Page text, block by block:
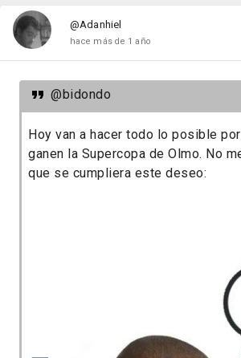
@Adanhiel
hace más de 1 año
@bidondo
Hoy van a hacer todo lo posible
ganen la Supercopa de Olmo. No
que se cumpliera este deseo: